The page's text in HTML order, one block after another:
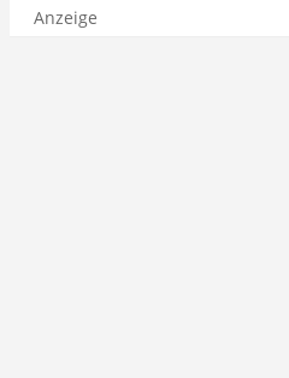
Anzeige